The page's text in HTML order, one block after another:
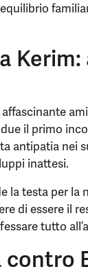
due il primo
antipatia nei
inattesi.
la testa per
di essere il
tutto
contro